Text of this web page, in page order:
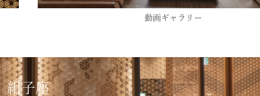
動画ギャラリー
組子座